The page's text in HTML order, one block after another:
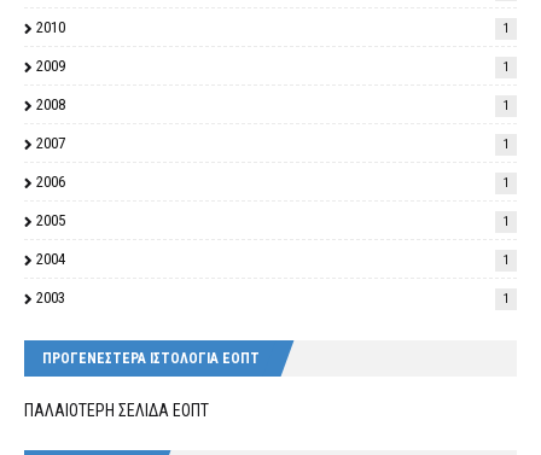
2010 1
2009 1
2008 1
2007 1
2006 1
2005 1
2004 1
2003 1
ΠΡΟΓΕΝΕΣΤΕΡΑ ΙΣΤΟΛΟΓΙΑ ΕΟΠΤ
ΠΑΛΑΙΟΤΕΡΗ ΣΕΛΙΔΑ ΕΟΠΤ